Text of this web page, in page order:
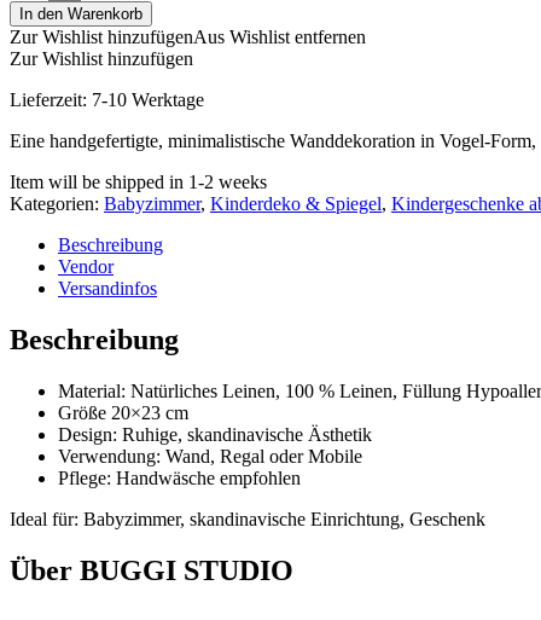
In den Warenkorb
Zur Wishlist hinzufügenAus Wishlist entfernen
Zur Wishlist hinzufügen
Lieferzeit: 7-10 Werktage
Eine handgefertigte, minimalistische Wanddekoration in Vogel-
Item will be shipped in 1-2 weeks
Kategorien: Babyzimmer, Kinderdeko & Spiegel, Kindergeschenke
Beschreibung
Vendor
Versandinfos
Beschreibung
Material: Natürliches Leinen, 100 % Leinen, Füllung
Größe 20×23 cm
Design: Ruhige, skandinavische Ästhetik
Verwendung: Wand, Regal oder Mobile
Pflege: Handwäsche empfohlen
Ideal für: Babyzimmer, skandinavische Einrichtung, Geschenk
Über BUGGI STUDIO